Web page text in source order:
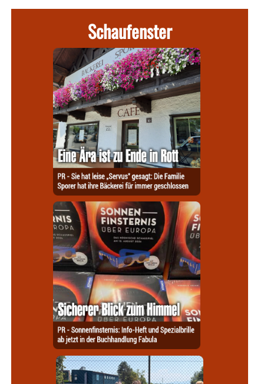
Schaufenster